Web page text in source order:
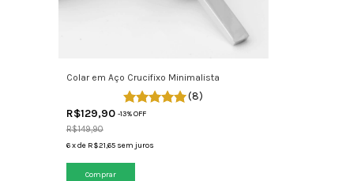
Colar em Aço Crucifixo Minimalista
(8)
R$129,90 -13% OFF
R$149,90
6xde R$21,65 sem juros